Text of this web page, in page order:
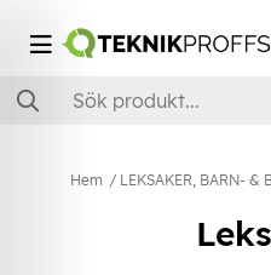
Hem LEKSAKER, BARN- &